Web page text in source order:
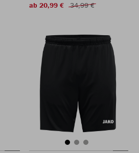
ab 20,99 €
34,99 €